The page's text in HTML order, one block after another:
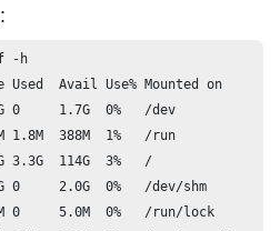
-h
Avail Use% Mounted on
1.7G  0%   /dev
388M  1%   /run
3.3G  114G  3%   /
2.0G  0%   /dev/shm
0     5.0M  0%   /run/lock